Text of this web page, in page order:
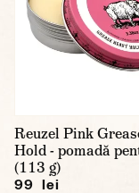
Reuzel Pink
Hold - pomadă
(113 g)
99 lei